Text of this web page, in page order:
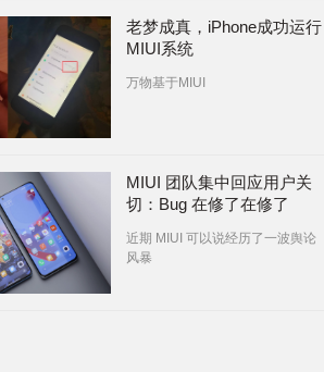
老梦成真，iPhone成功运行
MIUI系统
万物基于MIUI
MIUI 团队集中回应用户关
切：Bug 在修了在修了
近期 MIUI 可以说经历了一波舆论
风暴